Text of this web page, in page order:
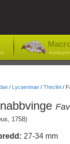
-
/ Lycaeninae/ Theclini/
1758)
27-34 mm